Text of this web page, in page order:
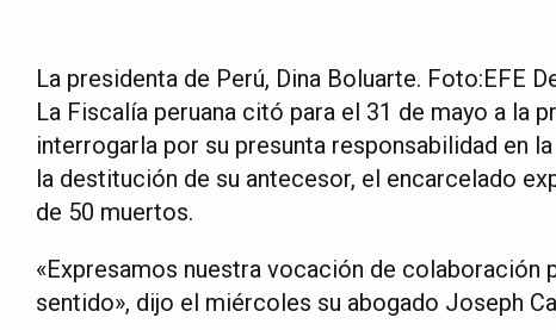
La presidenta de Perú, Dina Boluarte. Foto:EFE
La Fiscalía peruana citó para el 31 de mayo a la
interrogarla por su presunta responsabilidad en
la destitución de su antecesor, el encarcelado
de 50 muertos.
«Expresamos nuestra vocación de colaboración
sentido», dijo el miércoles su abogado Joseph